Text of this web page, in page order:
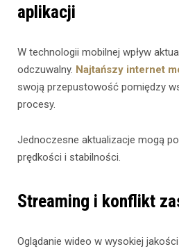
aplikacji
W technologii mobilnej wpływ
odczuwalny. Najtańszy internet
swoją przepustowość pomiędzy
procesy.
Jednoczesne aktualizacje mogą
prędkości i stabilności.
Streaming i konflikt
Oglądanie wideo w wysokiej